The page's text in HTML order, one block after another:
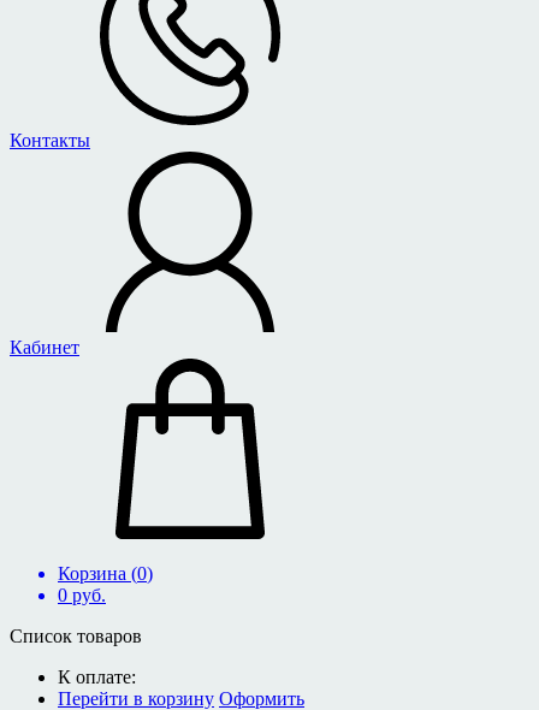
Контакты
Кабинет
Корзина (0)
0 руб.
Список товаров
К оплате:
Перейти в корзину Оформить